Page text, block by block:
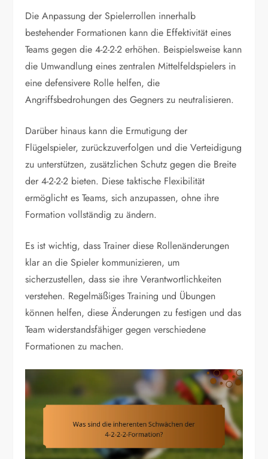
Die Anpassung der Spielerrollen innerhalb
bestehender Formationen kann die Effektivität eines
Teams gegen die 4-2-2-2 erhöhen. Beispielsweise kann
die Umwandlung eines zentralen Mittelfeldspielers in
eine defensivere Rolle helfen, die
Angriffsbedrohungen des Gegners zu neutralisieren.
Darüber hinaus kann die Ermutigung der
Flügelspieler, zurückzuverfolgen und die Verteidigung
zu unterstützen, zusätzlichen Schutz gegen die Breite
der 4-2-2-2 bieten. Diese taktische Flexibilität
ermöglicht es Teams, sich anzupassen, ohne ihre
Formation vollständig zu ändern.
Es ist wichtig, dass Trainer diese Rollenänderungen
klar an die Spieler kommunizieren, um
sicherzustellen, dass sie ihre Verantwortlichkeiten
verstehen. Regelmäßiges Training und Übungen
können helfen, diese Änderungen zu festigen und das
Team widerstandsfähiger gegen verschiedene
Formationen zu machen.